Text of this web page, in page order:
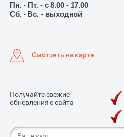
Пн. - Пт. - с 8.00 - 17.00
Сб. - Вс. - выходной
Смотреть на карте
Получайте свежие
обновления с сайта